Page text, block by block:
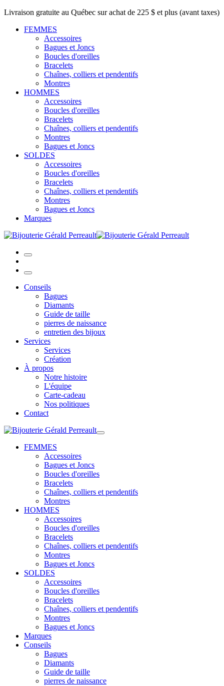
Livraison gratuite au Québec sur achat de 225 $ et plus (avant taxes)
FEMMES
Accessoires
Bagues et Joncs
Boucles d'oreilles
Bracelets
Chaînes, colliers et pendentifs
Montres
HOMMES
Accessoires
Boucles d'oreilles
Bracelets
Chaînes, colliers et pendentifs
Montres
Bagues et Joncs
SOLDES
Accessoires
Boucles d'oreilles
Bracelets
Chaînes, colliers et pendentifs
Montres
Bagues et Joncs
Marques
Conseils
Bagues
Diamants
Guide de taille
pierres de naissance
entretien des bijoux
Services
Services
Création
À propos
Notre histoire
L'équipe
Carte-cadeau
Nos politiques
Contact
FEMMES
Accessoires
Bagues et Joncs
Boucles d'oreilles
Bracelets
Chaînes, colliers et pendentifs
Montres
HOMMES
Accessoires
Boucles d'oreilles
Bracelets
Chaînes, colliers et pendentifs
Montres
Bagues et Joncs
SOLDES
Accessoires
Boucles d'oreilles
Bracelets
Chaînes, colliers et pendentifs
Montres
Bagues et Joncs
Marques
Conseils
Bagues
Diamants
Guide de taille
pierres de naissance